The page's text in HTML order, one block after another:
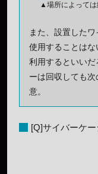
▲場所によっては
また、設置した
使用することは
利用するといい
ーは回収しても
意。
[Q]サイバーケー